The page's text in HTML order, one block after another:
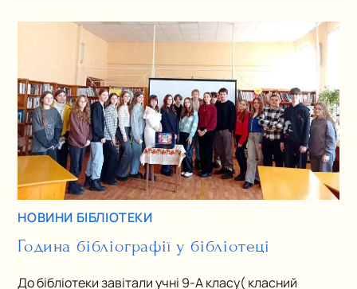
НОВИНИ БІБЛІОТЕКИ
Година бібліографії у бібліотеці
До бібліотеки завітали учні 9-А класу( класний